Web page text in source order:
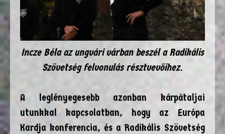
Incze Béla az ungvári várban beszél a Radikális
Szövetség felvonulás résztvevőihez.
A leglényegesebb azonban kárpátaljai
utunkkal kapcsolatban, hogy az Európa
Kardja konferencia, és a Radikális Szövetség